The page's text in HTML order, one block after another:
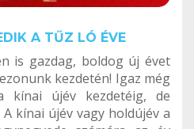
A TŰZ LÓ ÉVE
is gazdag, boldog új évet
kezdetén! Igaz még
újév kezdetéig, de
kínai újév vagy holdújév a